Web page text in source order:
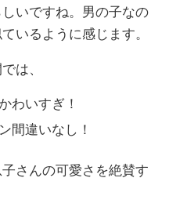
いですね。男の子なの
いるように感じます。
は、
わいすぎ！
間違いなし！
さんの可愛さを絶賛す